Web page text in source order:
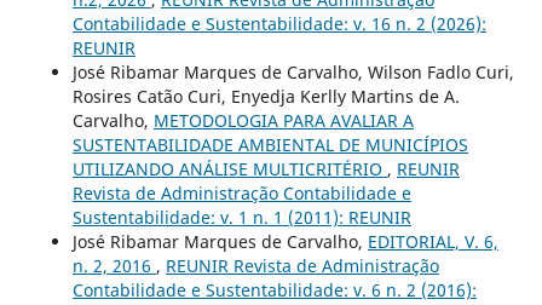
Contabilidade e Sustentabilidade: v. 16 n. 2 (2026):
REUNIR
José Ribamar Marques de Carvalho, Wilson Fadlo Curi,
Rosires Catão Curi, Enyedja Kerlly Martins de A.
Carvalho, METODOLOGIA PARA AVALIAR A
SUSTENTABILIDADE AMBIENTAL DE MUNICÍPIOS
UTILIZANDO ANÁLISE MULTICRITÉRIO , REUNIR
Revista de Administração Contabilidade e
Sustentabilidade: v. 1 n. 1 (2011): REUNIR
José Ribamar Marques de Carvalho, EDITORIAL, V. 6,
n. 2, 2016 , REUNIR Revista de Administração
Contabilidade e Sustentabilidade: v. 6 n. 2 (2016):